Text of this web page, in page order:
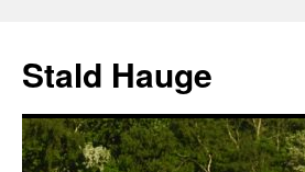
indhold
Stald Hauge